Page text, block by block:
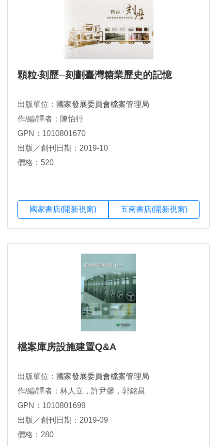
顆粒‧刻歷─刻劃臺灣糖業歷史的記憶
出版單位： 國家發展委員會檔案管理局
作/編/譯者：陳怡行
GPN：1010801670
出版／創刊日期：2019-10
價格：520
國家書店(開新視窗) 五南書店(開新視窗)
檔案庫房設施建置Q&A
出版單位： 國家發展委員會檔案管理局
作/編/譯者：林人立，許尹馨，郭銘昌
GPN：1010801699
出版／創刊日期：2019-09
價格：280